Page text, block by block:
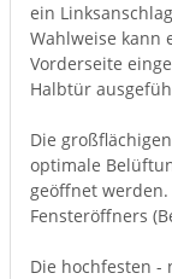
ein
Wahlweise kann
Vorderseite
Halbtür
Die
optimale
geöffnet
Fensteröffners
Die hochfesten -